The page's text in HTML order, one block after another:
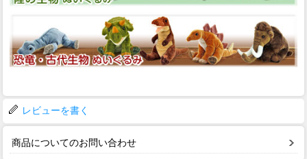
レビューを書く
商品についてのお問い合わせ